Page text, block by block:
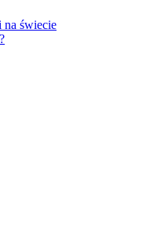
świecie